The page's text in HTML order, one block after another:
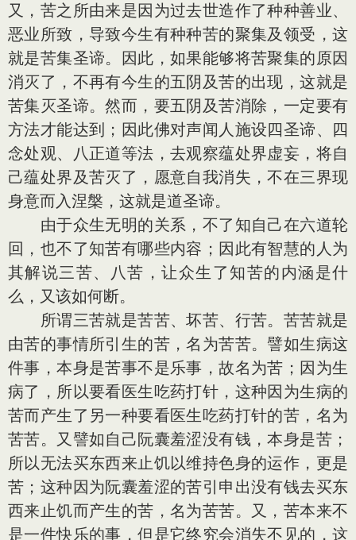
又，苦之所由来是因为过去世造作了种种善业、
恶业所致，导致今生有种种苦的聚集及领受，这
就是苦集圣谛。因此，如果能够将苦聚集的原因
消灭了，不再有今生的五阴及苦的出现，这就是
苦集灭圣谛。然而，要五阴及苦消除，一定要有
方法才能达到；因此佛对声闻人施设四圣谛、四
念处观、八正道等法，去观察蕴处界虚妄，将自
己蕴处界及苦灭了，愿意自我消失，不在三界现
身意而入涅槃，这就是道圣谛。
由于众生无明的关系，不了知自己在六道轮
回，也不了知苦有哪些内容；因此有智慧的人为
其解说三苦、八苦，让众生了知苦的内涵是什
么，又该如何断。
所谓三苦就是苦苦、坏苦、行苦。苦苦就是
由苦的事情所引生的苦，名为苦苦。譬如生病这
件事，本身是苦事不是乐事，故名为苦；因为生
病了，所以要看医生吃药打针，这种因为生病的
苦而产生了另一种要看医生吃药打针的苦，名为
苦苦。又譬如自己阮囊羞涩没有钱，本身是苦；
所以无法买东西来止饥以维持色身的运作，更是
苦；这种因为阮囊羞涩的苦引申出没有钱去买东
西来止饥而产生的苦，名为苦苦。又，苦本来不
是一件快乐的事，但是它终究会消失不见的，这